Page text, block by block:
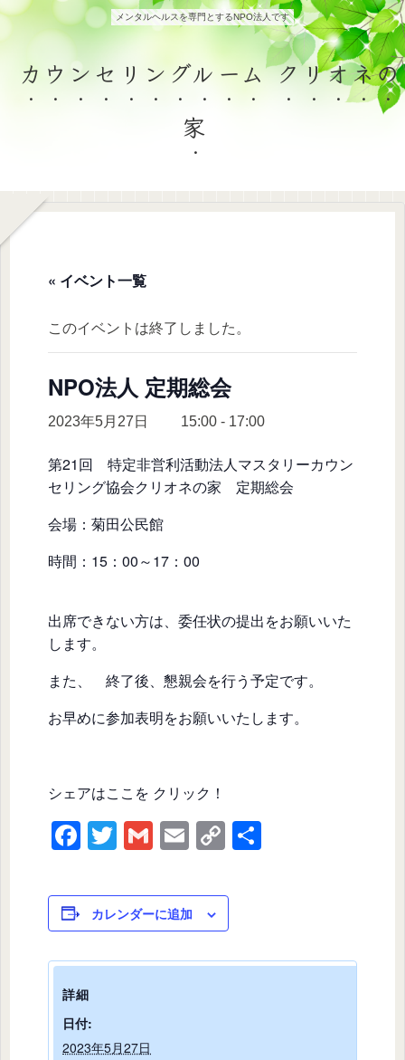
メンタルヘルスを専門とするNPO法人です
カウンセリングルーム クリオネの
家
« イベント一覧
このイベントは終了しました。
NPO法人 定期総会
2023年5月27日 15:00 - 17:00
第21回 特定非営利活動法人マスタリーカウン
セリング協会クリオネの家 定期総会
会場：菊田公民館
時間：15：00～17：00
出席できない方は、委任状の提出をお願いいた
します。
また、 終了後、懇親会を行う予定です。
お早めに参加表明をお願いいたします。
シェアはここを クリック！
F
a
c
e
b
o
o
k
T
wi
tt
er
G
m
ail
E
m
ail
C
o
p
y
Li
n
カレンダーに追加
詳細
日付:
2023年5月27日